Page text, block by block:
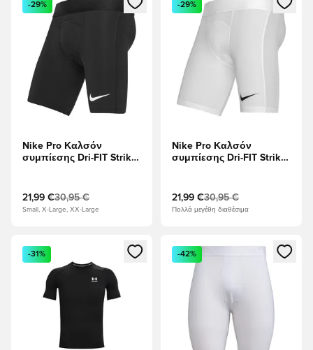
-29%
Nike Pro Καλσόν
συμπίεσης Dri-FIT Strike
21,99 €30,95 €
Small, X-Large, XX-Large
-29%
Nike Pro Καλσόν
συμπίεσης Dri-FIT Strike
21,99 €30,95 €
Πολλά μεγέθη διαθέσιμα
Ανοίγει ένα Modal για να συνδεθείτε ή να εγγραφείτε ως
-31%
Ανοίγει ένα Modal για να
-42%